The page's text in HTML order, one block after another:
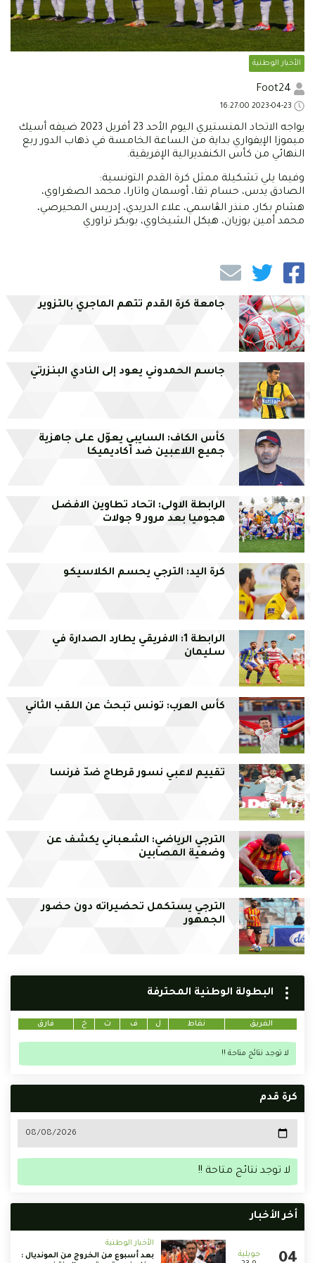
الأخبار الوطنية
يواجه الاتحاد المنستيري اليوم الأحد 23 أفريل 2023 ضيفه أسيك
ميموزا الإيفواري بداية من الساعة الخامسة في ذهاب الدور ربع
النهائي من كأس الكنفديرالية الإفريقية.
وفيما يلي تشكيلة ممثل كرة القدم التونسية:
الصادق يدس، حسام تقا، أوسمان واتارا، محمد الصغراوي،
هشام بكار، منذر الڨاسمي، علاء الدريدي، إدريس المحيرصي،
محمد أمين بوزيان، هيكل الشيخاوي، بوبكر تراوري
جامعة كرة القدم تتهم الماجري بالتزوير
جاسم الحمدوني يعود إلى النادي البنزرتي
كأس الكاف: السايبي يعوّل على جاهزية
جميع اللاعبين ضد أكاديميكا
الرابطة الاولى: اتحاد تطاوين الافضل
هجوميا بعد مرور 9 جولات
كرة اليد: الترجي يحسم الكلاسيكو
الرابطة 1: الافريقي يطارد الصدارة في
سليمان
كأس العرب: تونس تبحث عن اللقب الثاني
تقييم لاعبي نسور قرطاج ضدّ فرنسا
الترجي الرياضي: الشعباني يكشف عن
وضعية المصابين
الترجي يستكمل تحضيراته دون حضور
الجمهور
البطولة الوطنية المحترفة
الفريق نقاط ل ف ت خ فارق
لا توجد نتائج متاحة !!
كرة قدم
لا توجد نتائج متاحة !!
أخر الأخبار
الأخبار الوطنية
بعد أسبوع من الخروج من المونديال :